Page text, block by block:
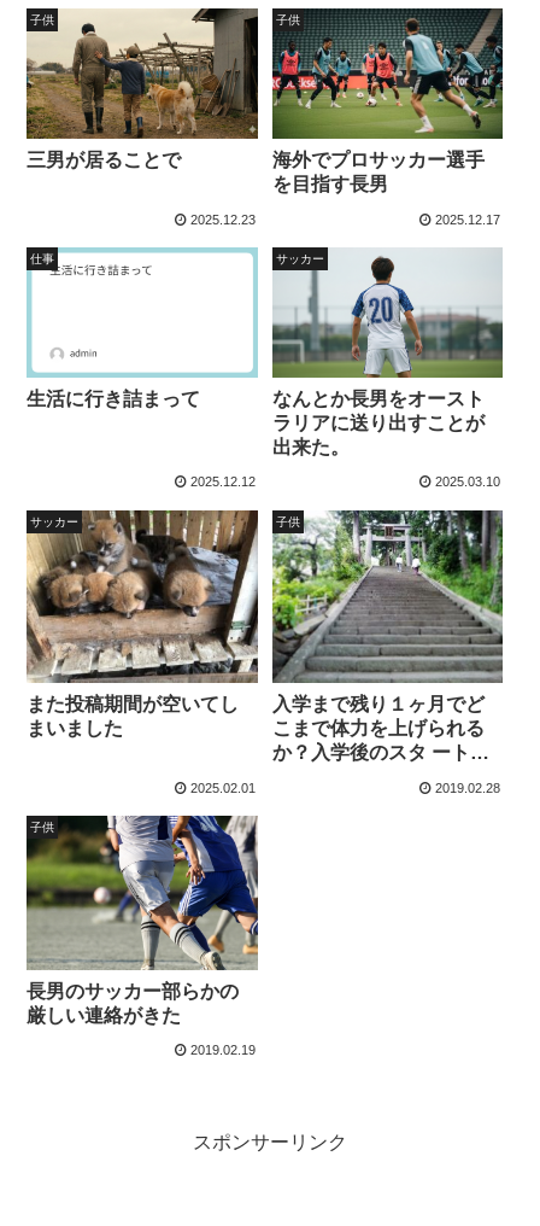
子供
三男が居ることで
2025.12.23
子供
海外でプロサッカー選手
を目指す長男
2025.12.17
仕事
生活に行き詰まって
2025.12.12
サッカー
なんとか長男をオースト
ラリアに送り出すことが
出来た。
2025.03.10
サッカー
また投稿期間が空いてし
まいました
2025.02.01
子供
入学まで残り１ヶ月でど
こまで体力を上げられる
か？入学後のスタ ートダ
2019.02.28
子供
長男のサッカー部らかの
厳しい連絡がきた
2019.02.19
スポンサーリンク